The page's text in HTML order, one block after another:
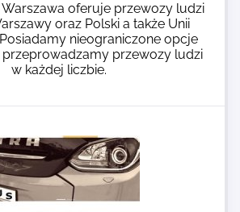
Warszawa oferuje przewozy ludzi
oraz Polski a także Unii
nieograniczone opcje
przewozy ludzi
w każdej liczbie.